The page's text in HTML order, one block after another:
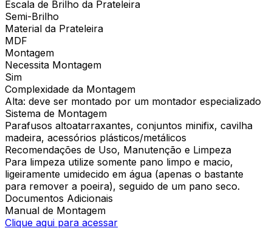
Escala de Brilho da Prateleira
Semi-Brilho
Material da Prateleira
MDF
Montagem
Necessita Montagem
Sim
Complexidade da Montagem
Alta: deve ser montado por um montador especializado
Sistema de Montagem
Parafusos altoatarraxantes, conjuntos minifix, cavilha
madeira, acessórios plásticos/metálicos
Recomendações de Uso, Manutenção e Limpeza
Para limpeza utilize somente pano limpo e macio,
ligeiramente umidecido em água (apenas o bastante
para remover a poeira), seguido de um pano seco.
Documentos Adicionais
Manual de Montagem
Clique aqui para acessar